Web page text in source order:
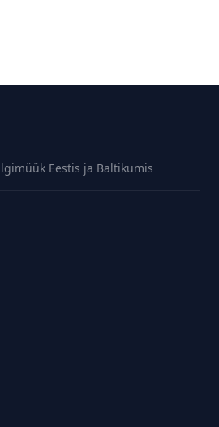
Eestis ja Baltikumis